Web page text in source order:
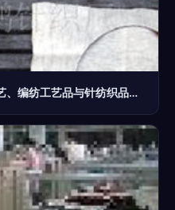
盐城市大鹏针织厂产品展示 布艺、编纺工艺品与针纺织品系列